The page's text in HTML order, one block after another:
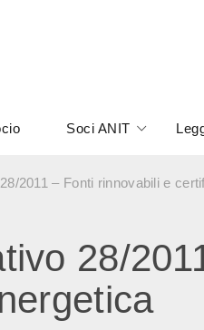
Soci ANIT
2011 – Fonti rinnovabili e
28/